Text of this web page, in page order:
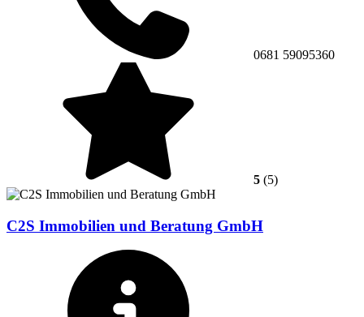
0681 59095360
5 (5)
C2S Immobilien und Beratung GmbH